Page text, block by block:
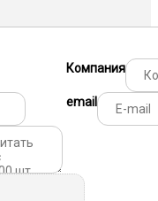
Компания
email